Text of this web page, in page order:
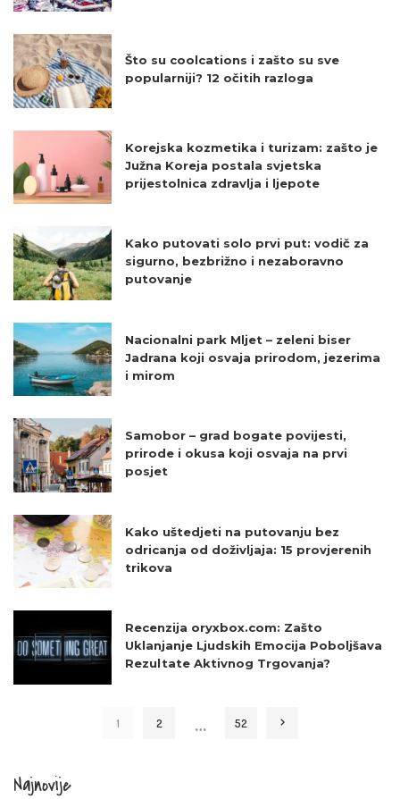
Što su coolcations i zašto su sve
popularniji? 12 očitih razloga
Korejska kozmetika i turizam: zašto je
Južna Koreja postala svjetska
prijestolnica zdravlja i ljepote
Kako putovati solo prvi put: vodič za
sigurno, bezbrižno i nezaboravno
putovanje
Nacionalni park Mljet – zeleni biser
Jadrana koji osvaja prirodom, jezerima
i mirom
Samobor – grad bogate povijesti,
prirode i okusa koji osvaja na prvi
posjet
Kako uštedjeti na putovanju bez
odricanja od doživljaja: 15 provjerenih
trikova
Recenzija oryxbox.com: Zašto
Uklanjanje Ljudskih Emocija Poboljšava
Rezultate Aktivnog Trgovanja?
1 2 … 52
Najnovije